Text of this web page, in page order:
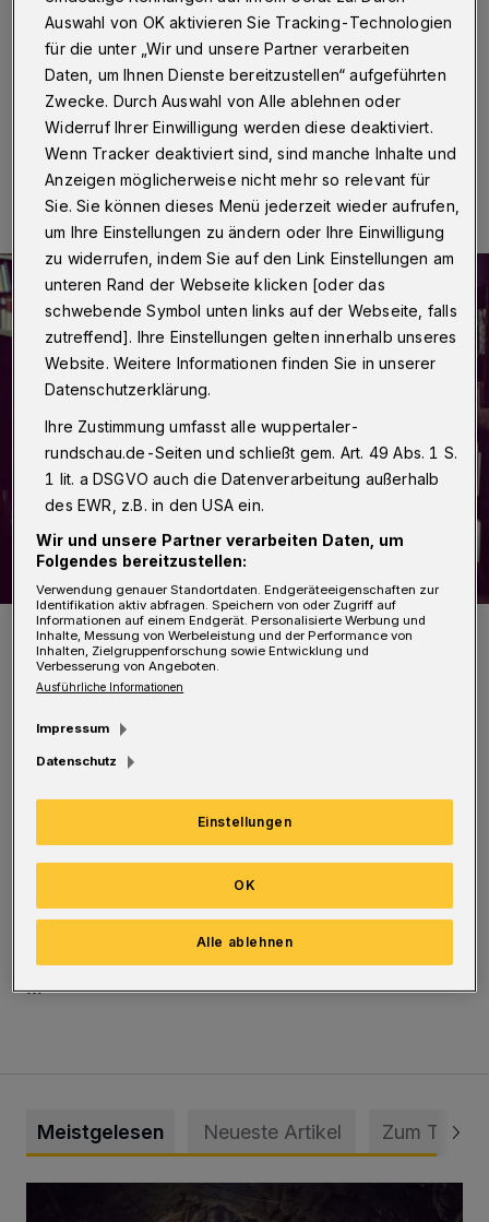
Wuppertal·Die Rundschau-Serie "So seh' ich
Wuppertal" - eine Stadt, sieben Fragen: Diesmal mit
Jochen Rausch.
23.06.2016 , 15:00 Uhr Eine Minute Lesezeit
Jochen Rausch.
Foto: Thorsten Neuhaus
… für Wuppertal eine neue Idee suchen: zum
geeigneter Stelle vorgeschlagen, wurde aber
noch nicht (ganz) verstanden. Vielleicht treffe
ich ja mal gelegentlich den Oberbürgermeister
…
Meistgelesen Neueste Artikel Zum Thema
Auswahl von OK aktivieren Sie Tracking-Technologien
für die unter „Wir und unsere Partner verarbeiten
Daten, um Ihnen Dienste bereitzustellen“ aufgeführten
Zwecke. Durch Auswahl von Alle ablehnen oder
Widerruf Ihrer Einwilligung werden diese deaktiviert.
Wenn Tracker deaktiviert sind, sind manche Inhalte und
Anzeigen möglicherweise nicht mehr so relevant für
Sie. Sie können dieses Menü jederzeit wieder aufrufen,
um Ihre Einstellungen zu ändern oder Ihre Einwilligung
zu widerrufen, indem Sie auf den Link Einstellungen am
unteren Rand der Webseite klicken [oder das
schwebende Symbol unten links auf der Webseite, falls
zutreffend]. Ihre Einstellungen gelten innerhalb unseres
Website. Weitere Informationen finden Sie in unserer
Datenschutzerklärung.
Ihre Zustimmung umfasst alle wuppertaler-
rundschau.de-Seiten und schließt gem. Art. 49 Abs. 1 S.
1 lit. a DSGVO auch die Datenverarbeitung außerhalb
des EWR, z.B. in den USA ein.
Wir und unsere Partner verarbeiten Daten, um
Folgendes bereitzustellen:
Verwendung genauer Standortdaten. Endgeräteeigenschaften zur
Identifikation aktiv abfragen. Speichern von oder Zugriff auf
Informationen auf einem Endgerät. Personalisierte Werbung und
Inhalte, Messung von Werbeleistung und der Performance von
Inhalten, Zielgruppenforschung sowie Entwicklung und
Verbesserung von Angeboten.
Ausführliche Informationen
Impressum
Datenschutz
Einstellungen
Alle ablehnen
OK